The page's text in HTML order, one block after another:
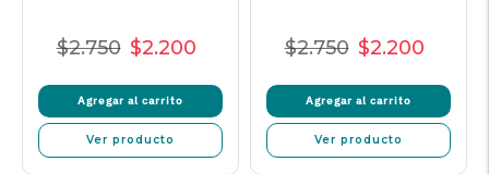
Precio
$2.750 Precio
venta
$2.200
Agregar al carrito
Ver producto
Precio
$2.750 Precio
venta
$2.200
Agregar al carrito
Ver producto